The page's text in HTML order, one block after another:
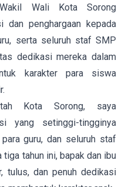
Wali Kota Sorong
dan penghargaan kepada
serta seluruh staf SMP
dedikasi mereka dalam
karakter para siswa
Kota Sorong, saya
yang setinggi-tingginya
guru, dan seluruh staf
tahun ini, bapak dan ibu
tulus, dan penuh dedikasi